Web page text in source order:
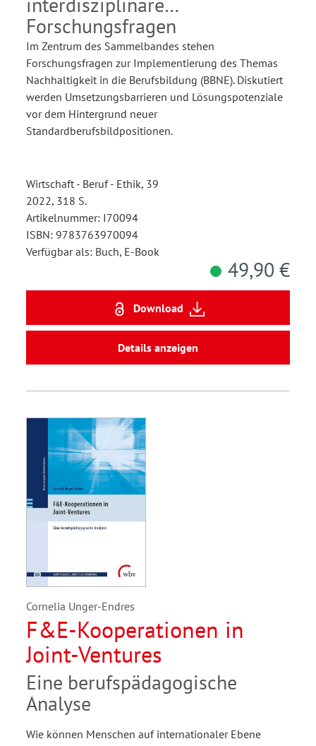
Forschungsfragen
Im Zentrum des Sammelbandes stehen
Forschungsfragen zur Implementierung des Themas
Nachhaltigkeit in die Berufsbildung (BBNE). Diskutiert
werden Umsetzungsbarrieren und Lösungspotenziale
vor dem Hintergrund neuer
Standardberufsbildpositionen.
Wirtschaft - Beruf - Ethik, 39
2022, 318 S.
Artikelnummer: I70094
ISBN: 9783763970094
Verfügbar als: Buch, E-Book
49,90 €
Download
Details anzeigen
Cornelia Unger-Endres
F&E-Kooperationen in
Joint-Ventures
Eine berufspädagogische
Analyse
Wie können Menschen auf internationaler Ebene